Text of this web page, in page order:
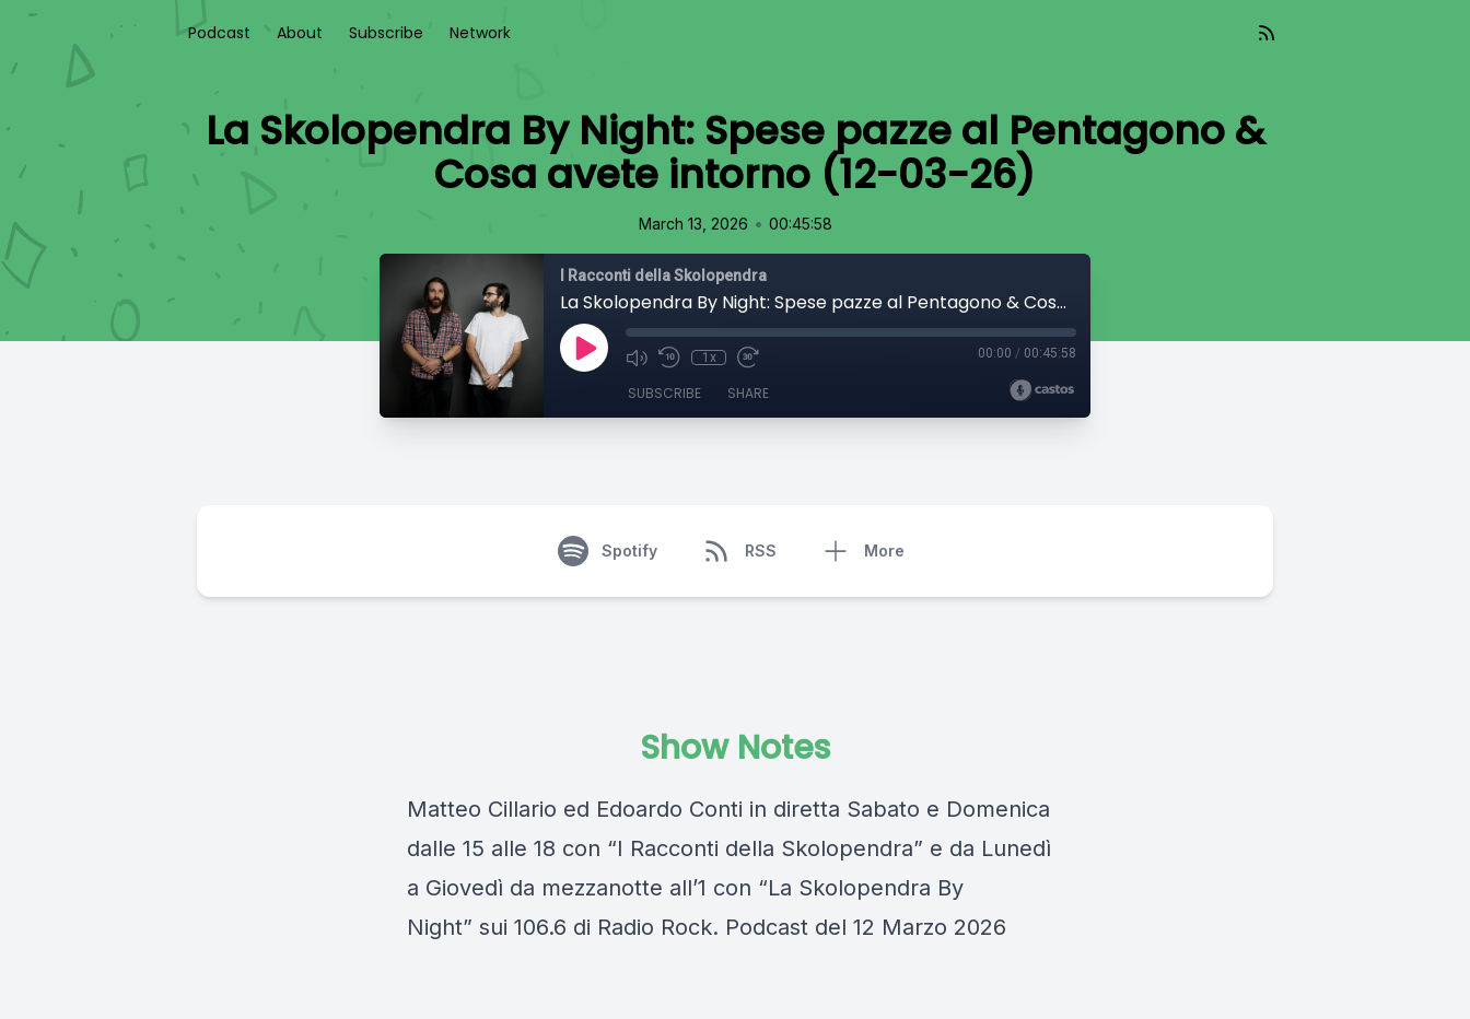
Podcast About Subscribe Network
La Skolopendra By Night: Spese pazze al Pentagono &
Cosa avete intorno (12-03-26)
March 13, 2026 • 00:45:58
I Racconti della Skolopendra
La Skolopendra By Night: Spese pazze al Pentagono & Cosa avete intorno (12-03-26)
1x 00:00 / 00:45:58
SUBSCRIBE SHARE
Spotify RSS More
Show Notes
Matteo Cillario ed Edoardo Conti in diretta Sabato e Domenica
dalle 15 alle 18 con “I Racconti della Skolopendra” e da Lunedì
a Giovedì da mezzanotte all’1 con “La Skolopendra By
Night” sui 106.6 di Radio Rock. Podcast del 12 Marzo 2026